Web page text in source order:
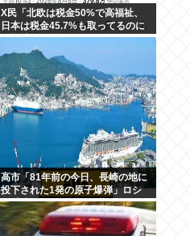
X民「北欧は税金50%で高福祉、
日本は税金45.7%も取ってるのに
低福祉、おかしいよ」 11万いいね
高市「81年前の今日、長崎の地に
投下された1発の原子爆弾」ロシ
ア「待って。《誰が》落とした
の？ねぇ、なんでそこ伏せる
の？」